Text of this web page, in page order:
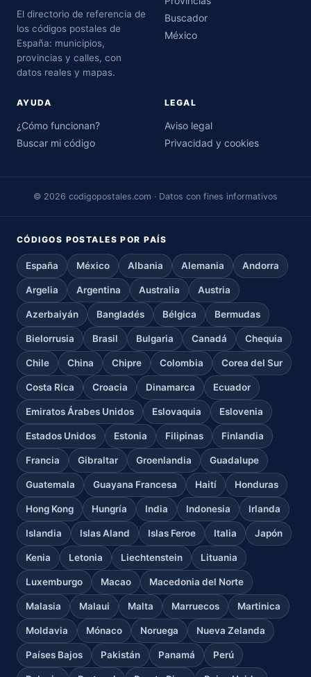
El directorio de referencia de
los códigos postales de
España: municipios,
provincias y calles, con
datos reales y mapas.
Buscador
México
AYUDA
¿Cómo funcionan?
Buscar mi código
LEGAL
Aviso legal
Privacidad y cookies
© 2026 codigopostales.com · Datos con fines informativos
CÓDIGOS POSTALES POR PAÍS
España México Albania Alemania Andorra
Argelia Argentina Australia Austria
Azerbaiyán Bangladés Bélgica Bermudas
Bielorrusia Brasil Bulgaria Canadá Chequia
Chile China Chipre Colombia Corea del Sur
Costa Rica Croacia Dinamarca Ecuador
Emiratos Árabes Unidos Eslovaquia Eslovenia
Estados Unidos Estonia Filipinas Finlandia
Francia Gibraltar Groenlandia Guadalupe
Guatemala Guayana Francesa Haití Honduras
Hong Kong Hungría India Indonesia Irlanda
Islandia Islas Aland Islas Feroe Italia Japón
Kenia Letonia Liechtenstein Lituania
Luxemburgo Macao Macedonia del Norte
Malasia Malaui Malta Marruecos Martinica
Moldavia Mónaco Noruega Nueva Zelanda
Países Bajos Pakistán Panamá Perú